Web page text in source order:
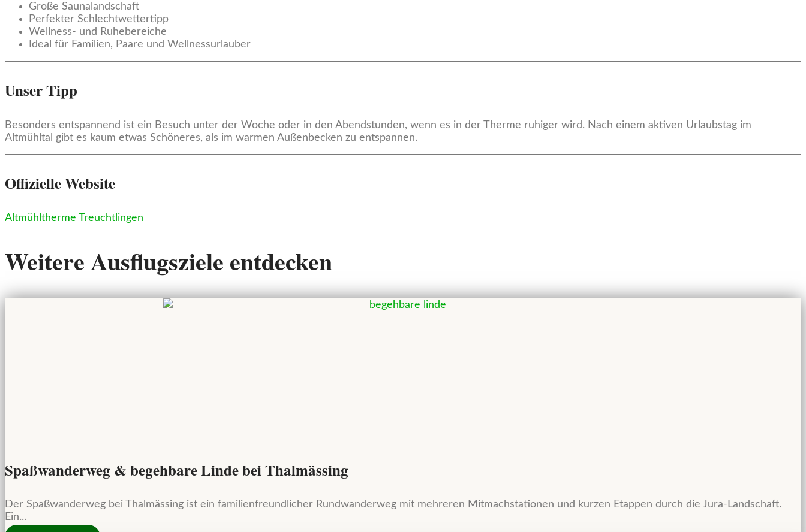
Große Saunalandschaft
Perfekter Schlechtwettertipp
Wellness- und Ruhebereiche
Ideal für Familien, Paare und Wellnessurlauber
Unser Tipp
Besonders entspannend ist ein Besuch unter der Woche oder in den Abendstunden, wenn es in der Therme ruhiger wird. Nach einem aktiven Urlaubstag im
Altmühltal gibt es kaum etwas Schöneres, als im warmen Außenbecken zu entspannen.
Offizielle Website
Altmühltherme Treuchtlingen
Weitere Ausflugsziele entdecken
Spaßwanderweg & begehbare Linde bei Thalmässing
Der Spaßwanderweg bei Thalmässing ist ein familienfreundlicher Rundwanderweg mit mehreren Mitmachstationen und kurzen Etappen durch die Jura-Landschaft.
Ein...